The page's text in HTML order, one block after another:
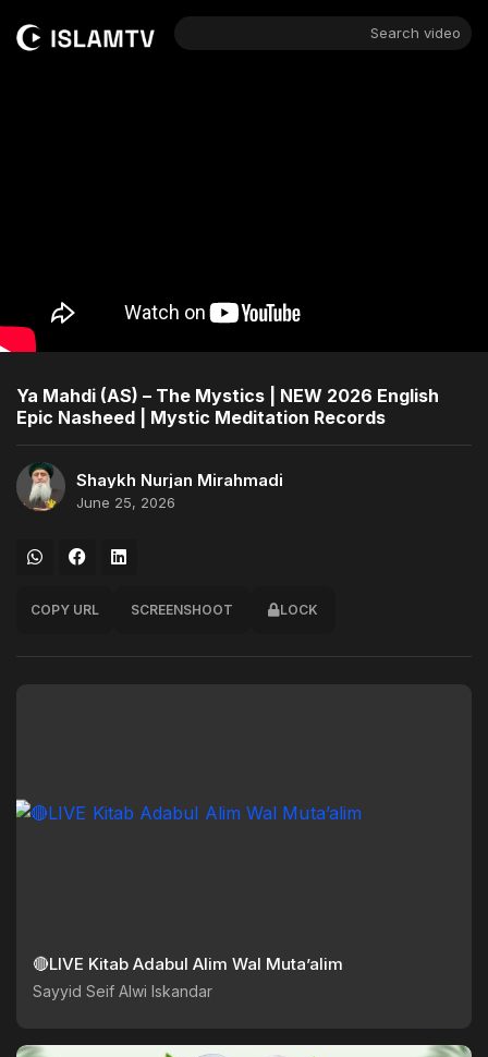
Search video
Ya Mahdi (AS) – The Mystics | NEW 2026 English
Epic Nasheed | Mystic Meditation Records
Shaykh Nurjan Mirahmadi
June 25, 2026
COPY URL SCREENSHOOT LOCK
🔴LIVE Kitab Adabul Alim Wal Muta’alim
Sayyid Seif Alwi Iskandar